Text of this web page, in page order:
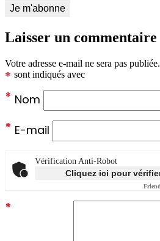
Laisser un commentaire
Votre adresse e-mail ne sera pas publiée.
sont indiqués avec
*
Nom
*
E-mail
*
Vérification Anti-Robot
Cliquez ici pour
*